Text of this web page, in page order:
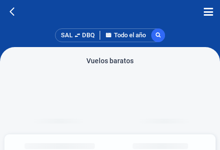
SAL DBQ Todo el año
Vuelos baratos